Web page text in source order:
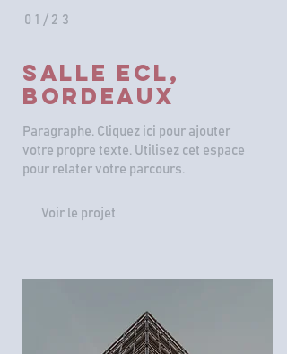
01/23
Salle ECL,
BORDEAUX
Paragraphe. Cliquez ici pour ajouter
votre propre texte. Utilisez cet espace
pour relater votre parcours.
Voir le projet